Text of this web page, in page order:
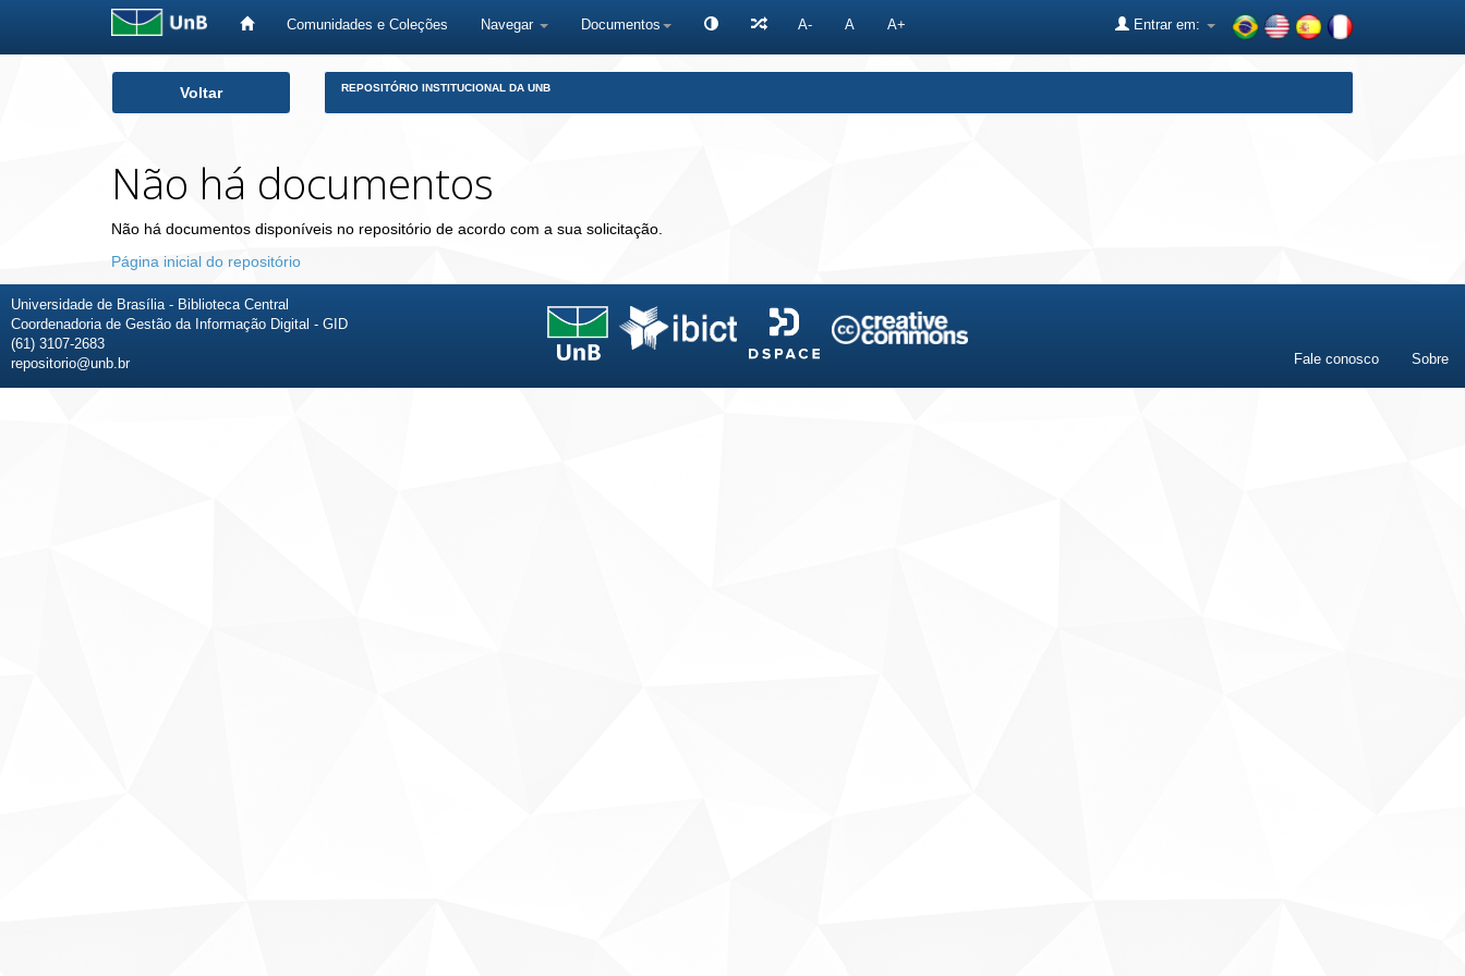
Comunidades e Coleções Navegar Documentos A- A A+ Entrar em:
Voltar REPOSITÓRIO INSTITUCIONAL DA UNB
Não há documentos
Não há documentos disponíveis no repositório de acordo com a sua solicitação.
Página inicial do repositório
Universidade de Brasília - Biblioteca Central
Coordenadoria de Gestão da Informação Digital - GID
(61) 3107-2683
repositorio@unb.br
Fale conosco Sobre